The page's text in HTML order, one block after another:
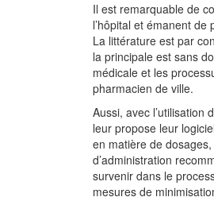
Il est remarquable de
l’hôpital et émanent
La littérature est par
la principale est sans
médicale et les
pharmacien de ville.
Aussi, avec l’utilisation
leur propose leur
en matière de
d’administration
survenir dans le
mesures de